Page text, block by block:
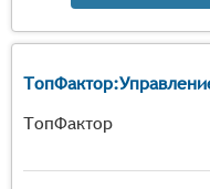
ТопФактор